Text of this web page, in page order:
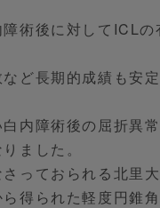
術後に対してICLの
ど長期的成績も安定
内障術後の屈折異常
ました。
っておられる北里大
得られた軽度円錐角